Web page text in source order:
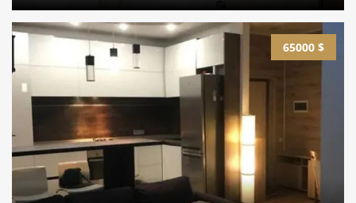
65000 $